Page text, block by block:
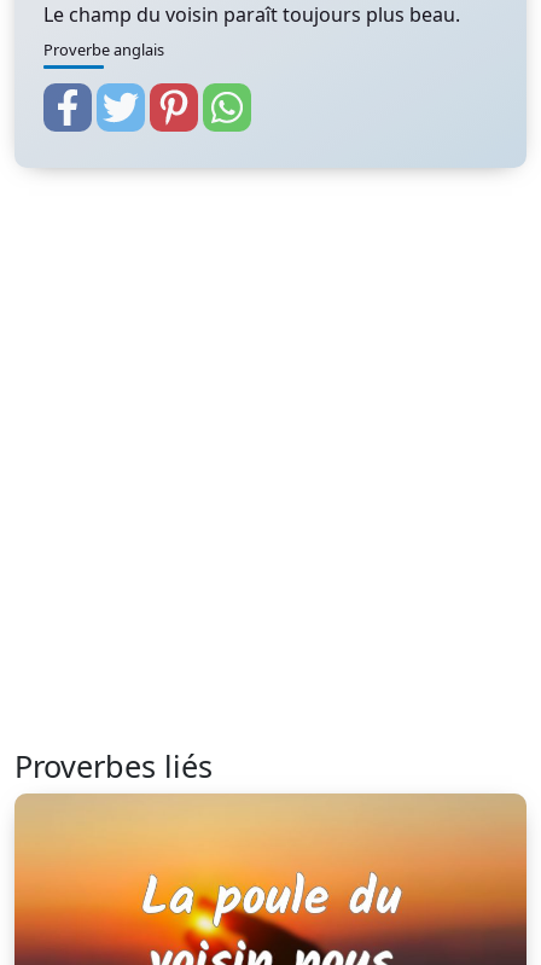
Le champ du voisin paraît toujours plus beau.
Proverbe anglais
Proverbes liés